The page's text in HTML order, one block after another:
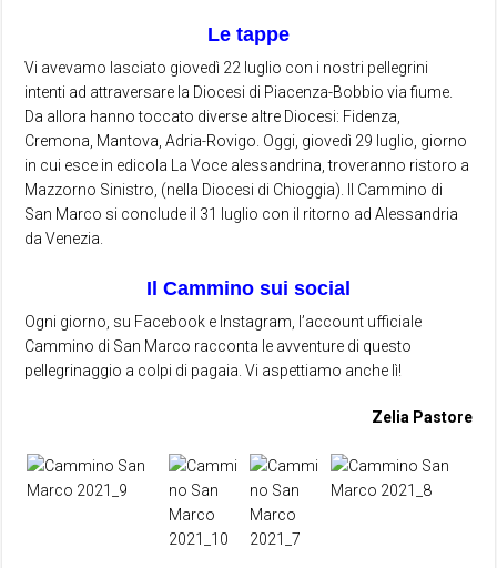
Le tappe
Vi avevamo lasciato giovedì 22 luglio con i nostri pellegrini
intenti ad attraversare la Diocesi di Piacenza-Bobbio via fiume.
Da allora hanno toccato diverse altre Diocesi: Fidenza,
Cremona, Mantova, Adria-Rovigo. Oggi, giovedì 29 luglio, giorno
in cui esce in edicola La Voce alessandrina, troveranno ristoro a
Mazzorno Sinistro, (nella Diocesi di Chioggia). Il Cammino di
San Marco si conclude il 31 luglio con il ritorno ad Alessandria
da Venezia.
Il Cammino sui social
Ogni giorno, su Facebook e Instagram, l’account ufficiale
Cammino di San Marco racconta le avventure di questo
pellegrinaggio a colpi di pagaia. Vi aspettiamo anche lì!
Zelia Pastore